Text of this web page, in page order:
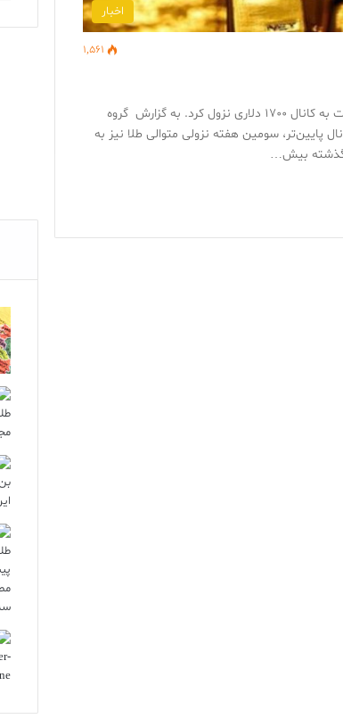
اخبار
1,561
طلا نهایتا نتوانست در برابر عوامل کاهشی مقاومت کند و در هفته‌ای که گذشت به کانال ۱۷۰۰ دلاری نزول کرد. به گزارش گروه
پایین‌تر، سومین هفته نزولی متوالی طلا نیز به
گذشته بیش…